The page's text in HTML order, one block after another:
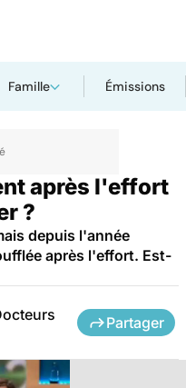
Famille Émissions
après l'effort
?
depuis l'année
après l'effort. Est-
Partager